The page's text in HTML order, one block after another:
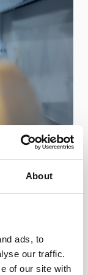
About
ads, to
our traffic.
of our site with
durée
clients
leur
travail